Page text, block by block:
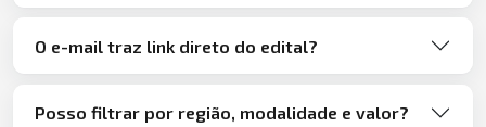
O e-mail traz link direto do edital?
Posso filtrar por região, modalidade e valor?